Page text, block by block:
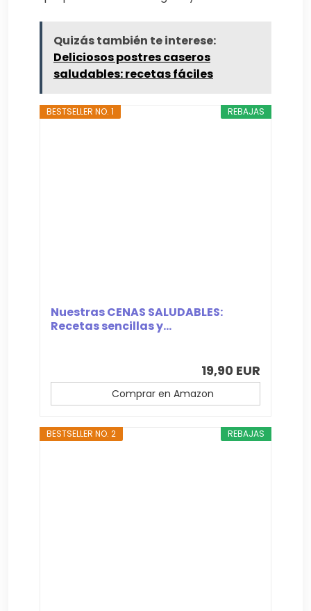
Quizás también te interese:
Deliciosos postres caseros
saludables: recetas fáciles
REBAJAS
BESTSELLER NO. 1
Nuestras CENAS SALUDABLES:
Recetas sencillas y...
19,90 EUR
Comprar en Amazon
REBAJAS
BESTSELLER NO. 2